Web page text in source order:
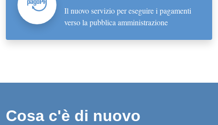
Il nuovo servizio per eseguire i pagamenti
verso la pubblica amministrazione
Cosa c'è di nuovo